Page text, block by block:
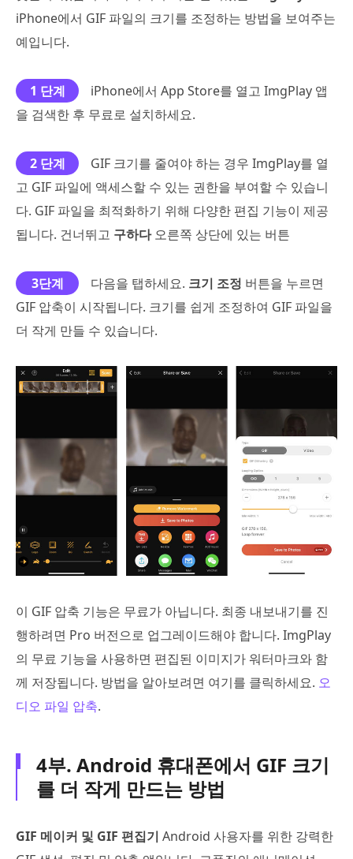
iPhone에서 GIF 파일의 크기를 조정하는 방법을 보여주는
예입니다.
1 단계
iPhone에서 App Store를 열고 ImgPlay 앱
을 검색한 후 무료로 설치하세요.
2 단계
GIF 크기를 줄여야 하는 경우 ImgPlay를 열
고 GIF 파일에 액세스할 수 있는 권한을 부여할 수 있습니
다. GIF 파일을 최적화하기 위해 다양한 편집 기능이 제공
됩니다. 건너뛰고 구하다오른쪽 상단에 있는 버튼
3단계 다음을 탭하세요. 크기 조정 버튼을 누르면
GIF 압축이 시작됩니다. 크기를 쉽게 조정하여 GIF 파일을
더 작게 만들 수 있습니다.
이 GIF 압축 기능은 무료가 아닙니다. 최종 내보내기를 진
행하려면 Pro 버전으로 업그레이드해야 합니다. ImgPlay
의 무료 기능을 사용하면 편집된 이미지가 워터마크와 함
께 저장됩니다. 방법을 알아보려면 여기를 클릭하세요. 오
디오 파일 압축.
4부. Android 휴대폰에서 GIF 크기
를 더 작게 만드는 방법
GIF 메이커 및 GIF 편집기 Android 사용자를 위한 강력한